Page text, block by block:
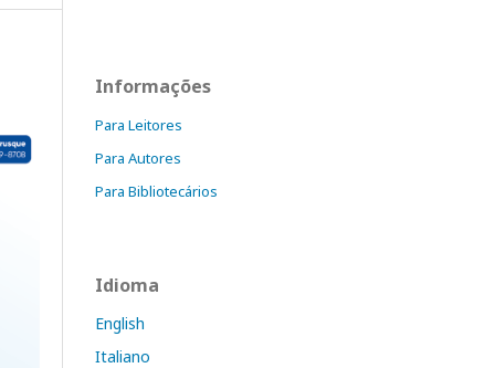
Informações
Para Leitores
Para Autores
Para Bibliotecários
Idioma
English
Italiano